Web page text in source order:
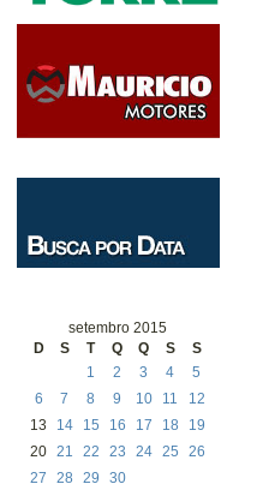
setembro 2015
D
S T Q Q S S
1 2 3 4
5
6
7 8 9 10 11
12
13
14 15 16 17 18
19
20 21 22 23 24 25
26
27
28 29 30